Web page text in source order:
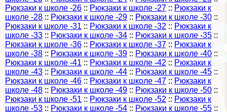
Рюкзаки к школе -26 :: Рюкзаки к школе -27 :: Рюкзаки к
школе -28 :: Рюкзаки к школе -29 :: Рюкзаки к школе -30 ::
Рюкзаки к школе -31 :: Рюкзаки к школе -32 :: Рюкзаки к
школе -33 :: Рюкзаки к школе -34 :: Рюкзаки к школе -35 ::
Рюкзаки к школе -36 :: Рюкзаки к школе -37 :: Рюкзаки к
школе -38 :: Рюкзаки к школе -39 :: Рюкзаки к школе -40 ::
Рюкзаки к школе -41 :: Рюкзаки к школе -42 :: Рюкзаки к
школе -43 :: Рюкзаки к школе -44 :: Рюкзаки к школе -45 ::
Рюкзаки к школе -46 :: Рюкзаки к школе -47 :: Рюкзаки к
школе -48 :: Рюкзаки к школе -49 :: Рюкзаки к школе -50 ::
Рюкзаки к школе -51 :: Рюкзаки к школе -52 :: Рюкзаки к
школе -53 :: Рюкзаки к школе -54 :: Рюкзаки к школе -55 ::